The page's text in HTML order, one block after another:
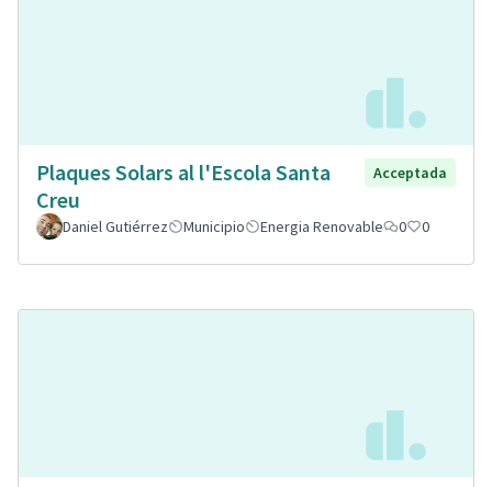
Plaques Solars al l'Escola Santa
Creu
Acceptada
Daniel Gutiérrez Municipio Energia Renovable 0 0